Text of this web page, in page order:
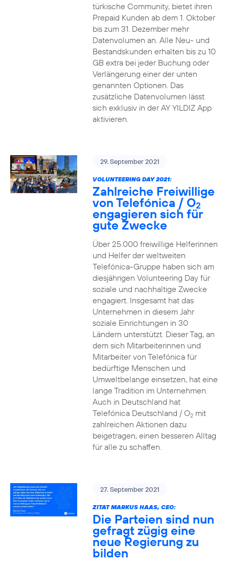
türkische Community, bietet ihren
Prepaid Kunden ab dem 1. Oktober
bis zum 31. Dezember mehr
Datenvolumen an. Alle Neu- und
Bestandskunden erhalten bis zu 10
GB extra bei jeder Buchung oder
Verlängerung einer der unten
genannten Optionen. Das
zusätzliche Datenvolumen lässt
sich exklusiv in der AY YILDIZ App
aktivieren.
29. September 2021
VOLUNTEERING DAY 2021:
Zahlreiche Freiwillige
von Telefónica / O2
engagieren sich für
gute Zwecke
Über 25.000 freiwillige Helferinnen
und Helfer der weltweiten
Telefónica-Gruppe haben sich am
diesjährigen Volunteering Day für
soziale und nachhaltige Zwecke
engagiert. Insgesamt hat das
Unternehmen in diesem Jahr
soziale Einrichtungen in 30
Ländern unterstützt. Dieser Tag, an
dem sich Mitarbeiterinnen und
Mitarbeiter von Telefónica für
bedürftige Menschen und
Umweltbelange einsetzen, hat eine
lange Tradition im Unternehmen.
Auch in Deutschland hat
Telefónica Deutschland / O2mit
zahlreichen Aktionen dazu
beigetragen, einen besseren Alltag
für alle zu schaffen.
27. September 2021
ZITAT MARKUS HAAS, CEO:
Die Parteien sind nun
gefragt zügig eine
neue Regierung zu
bilden